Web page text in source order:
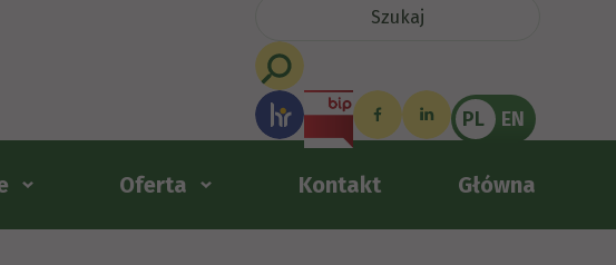
PL EN
Oferta Kontakt Główna